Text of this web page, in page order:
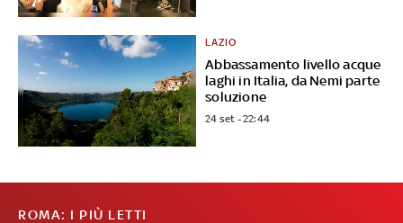
Abbassamento livello acque
laghi in Italia, da Nemi parte
soluzione
LAZIO
24 set - 22:44
ROMA: I PIÙ LETTI